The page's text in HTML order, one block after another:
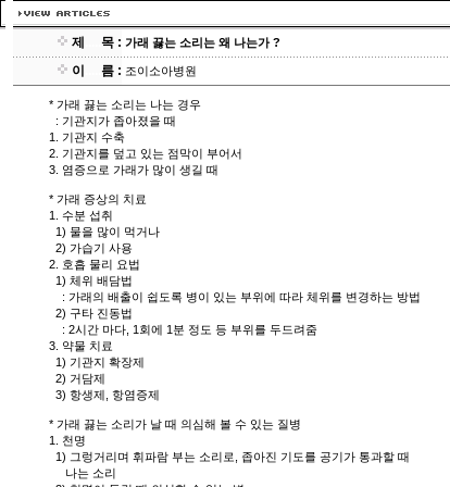
제 목 : 가래 끓는 소리는 왜 나는가 ?
이 름 : 조이소아병원
* 가래 끓는 소리는 나는 경우
: 기관지가 좁아졌을 때
1. 기관지 수축
2. 기관지를 덮고 있는 점막이 부어서
3. 염증으로 가래가 많이 생길 때
* 가래 증상의 치료
1. 수분 섭취
1) 물을 많이 먹거나
2) 가습기 사용
2. 호흡 물리 요법
1) 체위 배담법
: 가래의 배출이 쉽도록 병이 있는 부위에 따라 체위를 변경하는 방법
2) 구타 진동법
: 2시간 마다, 1회에 1분 정도 등 부위를 두드려줌
3. 약물 치료
1) 기관지 확장제
2) 거담제
3) 항생제, 항염증제
* 가래 끓는 소리가 날 때 의심해 볼 수 있는 질병
1. 천명
1) 그렁거리며 휘파람 부는 소리로, 좁아진 기도를 공기가 통과할 때
나는 소리